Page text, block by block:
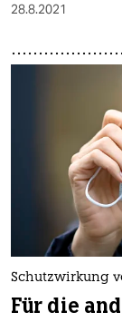
28.8.2021
Schutzwirkung
Für die